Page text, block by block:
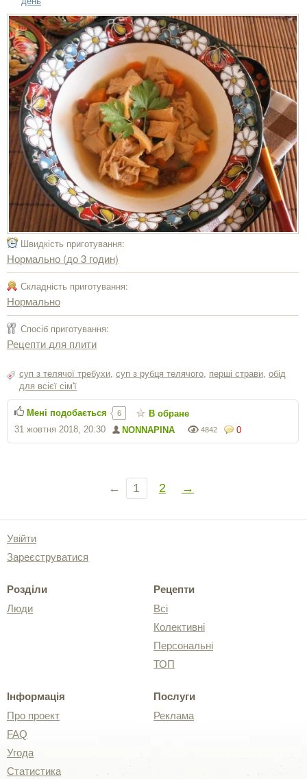
Швидкість приготування:
Нормально (до 3 годин)
Складність приготування:
Нормально
Спосіб приготування:
Рецепти для плити
суп з телячої требухи, суп з рубця телячого, перші страви, обід
для всієї сім'ї
0
4842
NONNAPINA
31 жовтня 2018, 20:30
Мені подобається 6 В обране
← 1 2 →
Увійти
Зареєструватися
Розділи
Люди
Рецепти
Всі
Колективні
Персональні
ТОП
Інформація
Про проект
FAQ
Угода
Статистика
Послуги
Реклама